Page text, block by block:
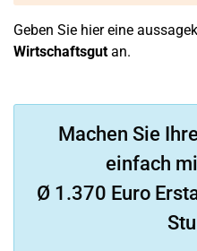
Geben Sie hier eine
Wirtschaftsgutan.
Machen Sie
einfach
Ø 1.370 Euro